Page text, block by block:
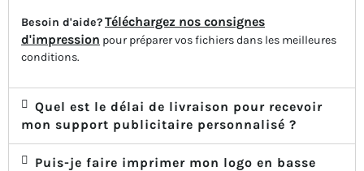
Besoin d'aide?Téléchargez nos consignes
d'impression pour préparer vos fichiers dans les meilleures
conditions.
Quel est le délai de livraison pour recevoir
mon support publicitaire personnalisé ?
Puis-je faire imprimer mon logo en basse